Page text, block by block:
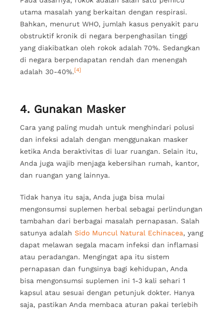
utama masalah yang berkaitan dengan respirasi.
Bahkan, menurut WHO, jumlah kasus penyakit paru
obstruktif kronik di negara berpenghasilan tinggi
yang diakibatkan oleh rokok adalah 70%. Sedangkan
di negara berpendapatan rendah dan menengah
adalah 30-40%.[4]
4. Gunakan Masker
Cara yang paling mudah untuk menghindari polusi
dan infeksi adalah dengan menggunakan masker
ketika Anda beraktivitas di luar ruangan. Selain itu,
Anda juga wajib menjaga kebersihan rumah, kantor,
dan ruangan yang lainnya.
Tidak hanya itu saja, Anda juga bisa mulai
mengonsumsi suplemen herbal sebagai perlindungan
tambahan dari berbagai masalah pernapasan. Salah
satunya adalah Sido Muncul Natural Echinacea, yang
dapat melawan segala macam infeksi dan inflamasi
atau peradangan. Mengingat apa itu sistem
pernapasan dan fungsinya bagi kehidupan, Anda
bisa mengonsumsi suplemen ini 1-3 kali sehari 1
kapsul atau sesuai dengan petunjuk dokter. Hanya
saja, pastikan Anda membaca aturan pakai terlebih